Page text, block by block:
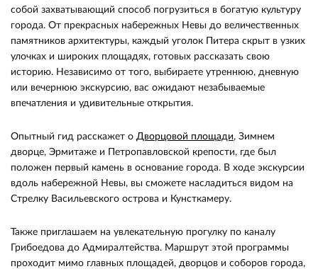
собой захватывающий способ погрузиться в богатую культуру
города. От прекрасных набережных Невы до величественных
памятников архитектуры, каждый уголок Питера скрыт в узких
улочках и широких площадях, готовых рассказать свою
историю. Независимо от того, выбираете утреннюю, дневную
или вечернюю экскурсию, вас ожидают незабываемые
впечатления и удивительные открытия.
Опытный гид расскажет о Дворцовой площади, Зимнем
дворце, Эрмитаже и Петропавловской крепости, где был
положен первый камень в основание города. В ходе экскурсии
вдоль набережной Невы, вы сможете насладиться видом на
Стрелку Васильевского острова и Кунсткамеру.
Также приглашаем на увлекательную прогулку по каналу
Грибоедова до Адмиралтейства. Маршрут этой программы
проходит мимо главных площадей, дворцов и соборов города,